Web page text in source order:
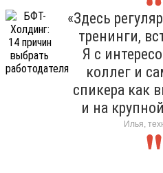
«Здесь
тренинги,
Я с
коллег и
спикера как
и на
Илья,